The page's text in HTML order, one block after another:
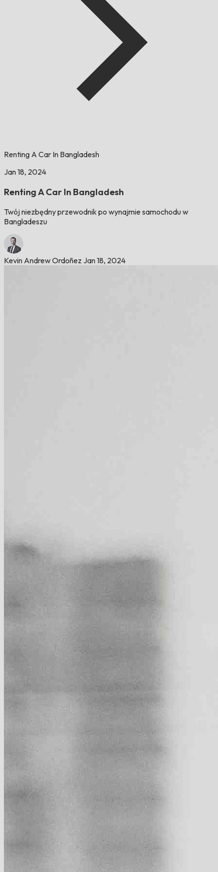
Renting A Car In Bangladesh
Jan 18, 2024
Renting A Car In Bangladesh
Twój niezbędny przewodnik po wynajmie samochodu w
Bangladeszu
Kevin Andrew Ordoñez Jan 18, 2024